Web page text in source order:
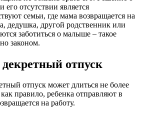
его отсутствии является
семьи, где мама возвращается на
дедушка, другой родственник или
заботиться о малыше – такое
законом.
отпуск
отпуск может длиться не более
правило, ребенка отправляют в
на работу.